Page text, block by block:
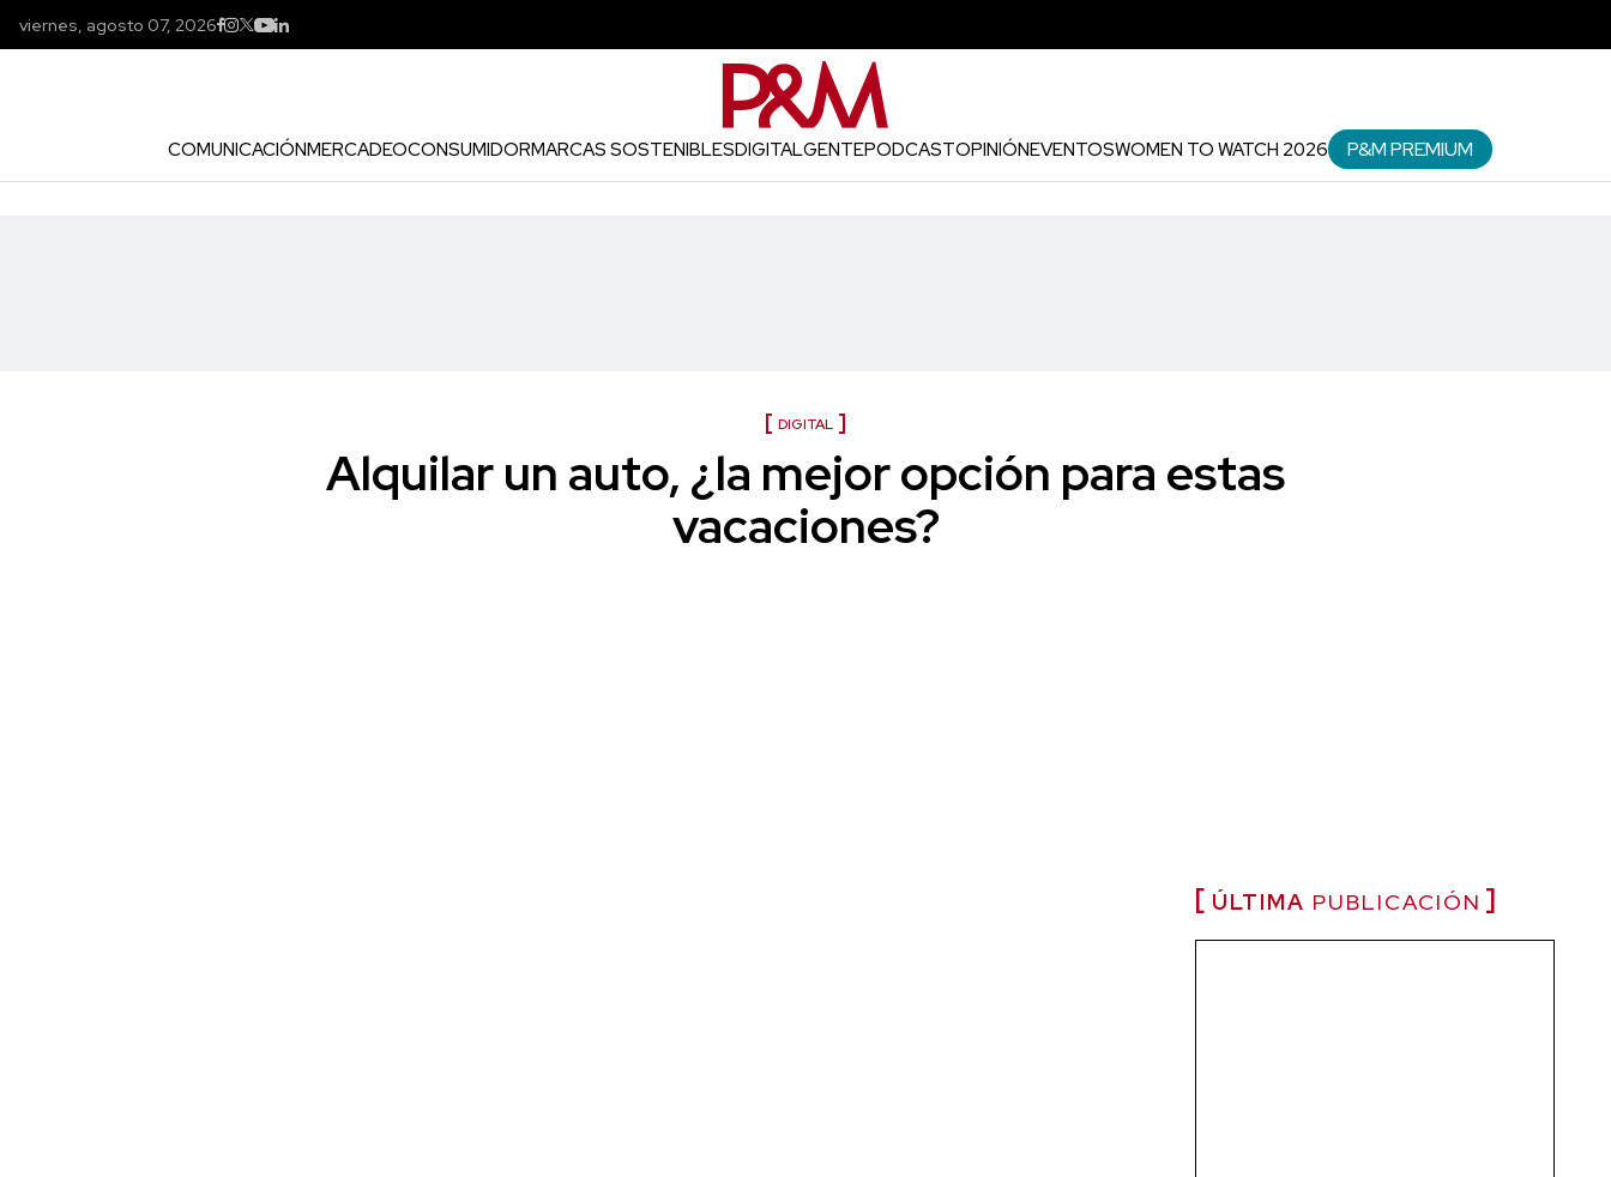
viernes, agosto 07, 2026
COMUNICACIÓNMERCADEOCONSUMIDORMARCAS SOSTENIBLESDIGITALGENTEPODCASTOPINIÓNEVENTOSWOMEN TO WATCH 2026 P&M PREMIUM
DIGITAL
Alquilar un auto, ¿la mejor opción para estas
vacaciones?
ÚLTIMA PUBLICACIÓN